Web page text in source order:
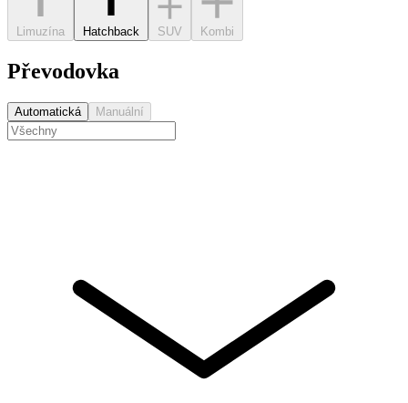
Limuzína Hatchback SUV Kombi
Převodovka
Automatická Manuální